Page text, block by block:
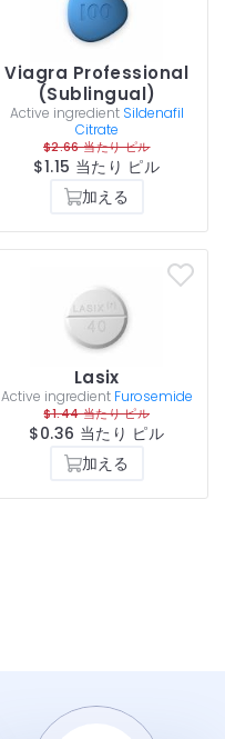
Viagra Professional
(Sublingual)
Active ingredient Sildenafil
Citrate
$2.66 当たり ピル
$1.15 当たり ピル
加える
Lasix
Active ingredient Furosemide
$1.44 当たり ピル
$0.36 当たり ピル
加える